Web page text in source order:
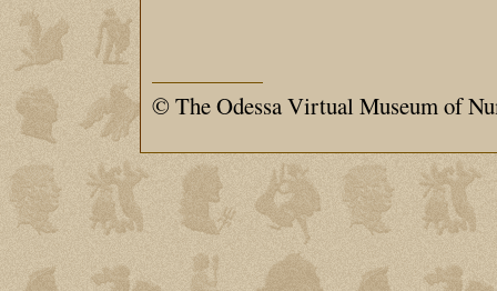
© The Odessa Virtual Museum of